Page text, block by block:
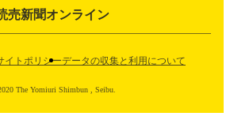
売新聞オンライン
イトポリシーデータの収集と利用について
The Yomiuri Shimbun , Seibu.